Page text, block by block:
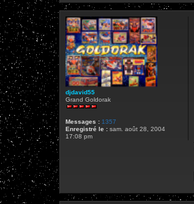
djdavid55
Grand Goldorak
Messages : 1357
Enregistré le : sam. août 28, 2004
17:08 pm